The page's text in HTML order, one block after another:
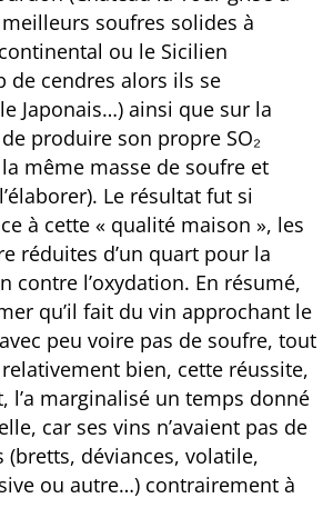
soufres solides à
ou le Sicilien
de cendres alors ils se
Japonais…) ainsi que sur la
produire son propre SO₂
même masse de soufre et
Le résultat fut si
à cette « qualité maison », les
réduites d’un quart pour la
contre l’oxydation. En résumé,
qu’il fait du vin approchant le
peu voire pas de soufre, tout
bien, cette réussite,
l’a marginalisé un temps donné
car ses vins n’avaient pas de
(bretts, déviances, volatile,
ou autre…) contrairement à